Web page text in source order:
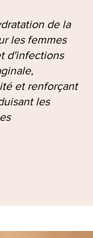
de la
les femmes
d'infections
et renforçant
les